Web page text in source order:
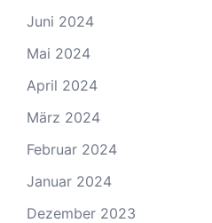
Juni 2024
Mai 2024
April 2024
März 2024
Februar 2024
Januar 2024
Dezember 2023